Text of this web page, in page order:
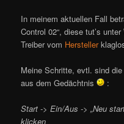
In meinem aktuellen Fall
Control 02“, diese tut’s
Treiber vom Hersteller
Meine Schritte, evtl. sind
aus dem Gedächtnis
:
Start -> Ein/Aus -> „Neu
klicken